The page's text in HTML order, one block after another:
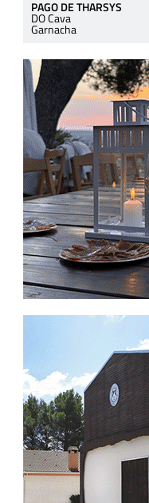
PAGO DE THARSYS
DO Cava
Garnacha